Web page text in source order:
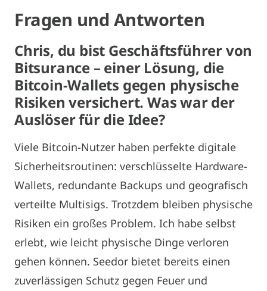
Fragen und Antworten
Chris, du bist Geschäftsführer von
Bitsurance – einer Lösung, die
Bitcoin-Wallets gegen physische
Risiken versichert. Was war der
Auslöser für die Idee?
Viele Bitcoin-Nutzer haben perfekte digitale
Sicherheitsroutinen: verschlüsselte Hardware-
Wallets, redundante Backups und geografisch
verteilte Multisigs. Trotzdem bleiben physische
Risiken ein großes Problem. Ich habe selbst
erlebt, wie leicht physische Dinge verloren
gehen können. Seedor bietet bereits einen
zuverlässigen Schutz gegen Feuer und